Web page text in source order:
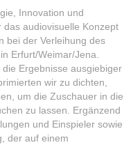
Innovation und
audiovisuelle Konzept
bei der Verleihung des
Erfurt/Weimar/Jena.
Ergebnisse ausgiebiger
wir zu dichten,
um die Zuschauer in die
zu lassen. Ergänzend
und Einspieler sowie
der auf einem